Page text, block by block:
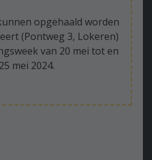
opgehaald worden
(Pontweg 3, Lokeren)
van 20 mei tot en
mei 2024.